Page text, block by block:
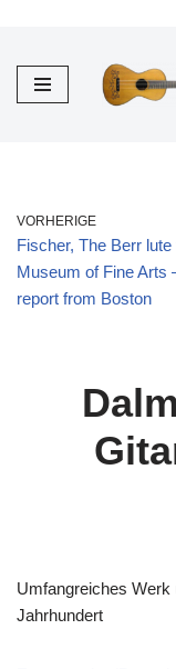
Inhalt
VORHERIGE
Fischer, The Berr
Museum of Fine Arts
report from Boston
Umfangreiches Werk
Jahrhundert